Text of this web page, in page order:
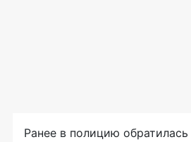
Ранее в полицию обратилась